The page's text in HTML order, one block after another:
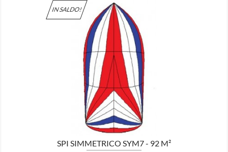
IN SALDO!
SPI SIMMETRICO SYM7 - 92 M²
